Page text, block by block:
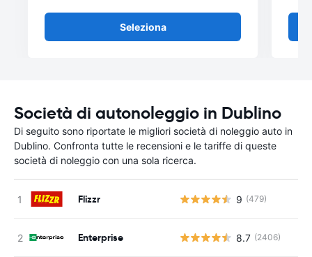
Seleziona
Società di autonoleggio in Dublino
Di seguito sono riportate le migliori società di noleggio auto in
Dublino. Confronta tutte le recensioni e le tariffe di queste
società di noleggio con una sola ricerca.
Flizzr 9 (479)
Enterprise 8.7 (2406)